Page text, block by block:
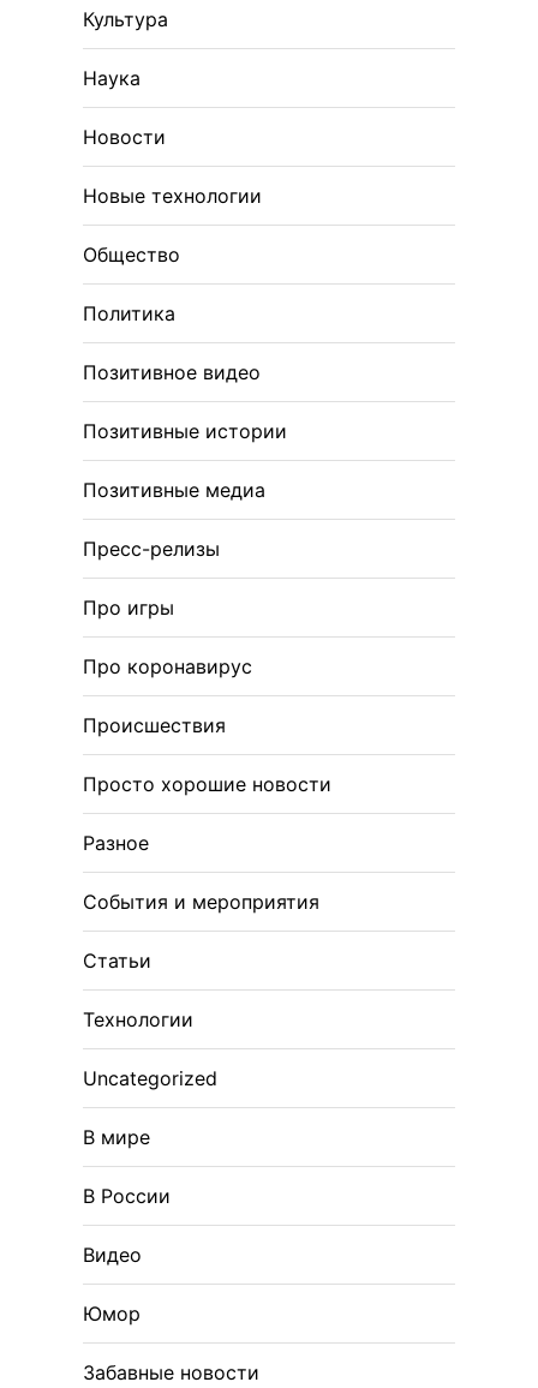
Культура
Наука
Новости
Новые технологии
Общество
Политика
Позитивное видео
Позитивные истории
Позитивные медиа
Пресс-релизы
Про игры
Про коронавирус
Происшествия
Просто хорошие новости
Разное
События и мероприятия
Статьи
Технологии
Uncategorized
В мире
В России
Видео
Юмор
Забавные новости